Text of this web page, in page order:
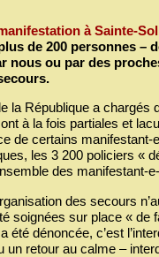
à Sainte-
de 200 personnes –
nous ou par des
la République a
à la fois partiales et
de certains
les 3 200 policiers «
des manifestant-
des secours
soignées sur place «
été dénoncée, c’est
un retour au calme –